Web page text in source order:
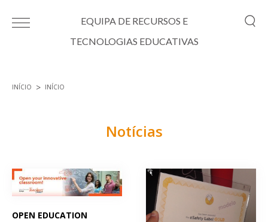
EQUIPA DE RECURSOS E
TECNOLOGIAS EDUCATIVAS
INÍCIO INÍCIO
Notícias
OPEN EDUCATION
Páginas